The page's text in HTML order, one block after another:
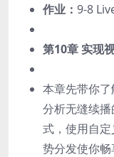
作业： 9-8
第10章 实现
本章先带你了
分析无缝续
式，使用自
势分发使你畅